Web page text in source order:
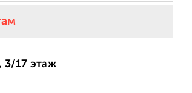
3/17 этаж